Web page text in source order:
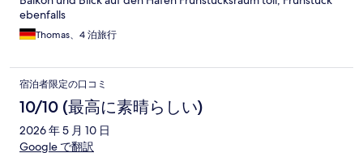
ebenfalls
Thomas、4 泊旅行
宿泊者限定の口コミ
10/10 (最高に素晴らしい)
2026 年 5 月 10 日
Google で翻訳